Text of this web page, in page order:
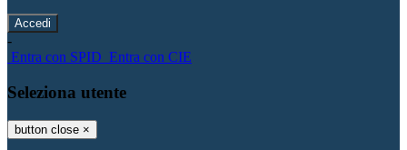
-
Entra con SPID Entra con CIE
Seleziona utente
button close ×